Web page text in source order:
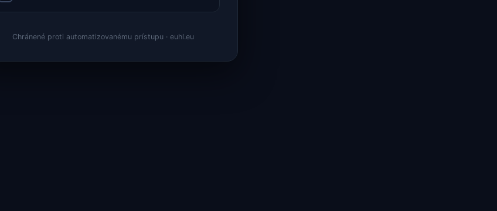
Chránené proti automatizovanému prístupu · euhl.eu